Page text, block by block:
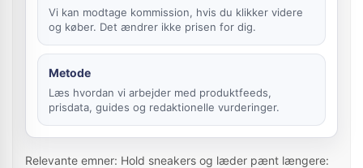
Vi kan modtage kommission, hvis du klikker videre
og køber. Det ændrer ikke prisen for dig.
Metode
Læs hvordan vi arbejder med produktfeeds,
prisdata, guides og redaktionelle vurderinger.
Relevante emner: Hold sneakers og læder pænt længere: